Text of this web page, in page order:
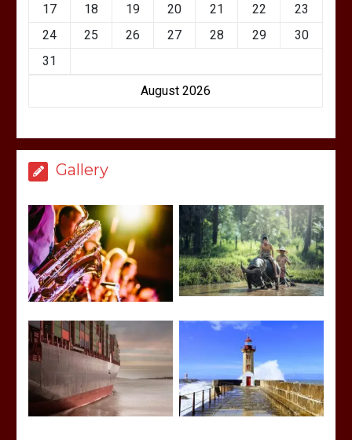
August 2026
17
18 19 20 21 22
23
24
25 26 27 28 29
30
31
Gallery